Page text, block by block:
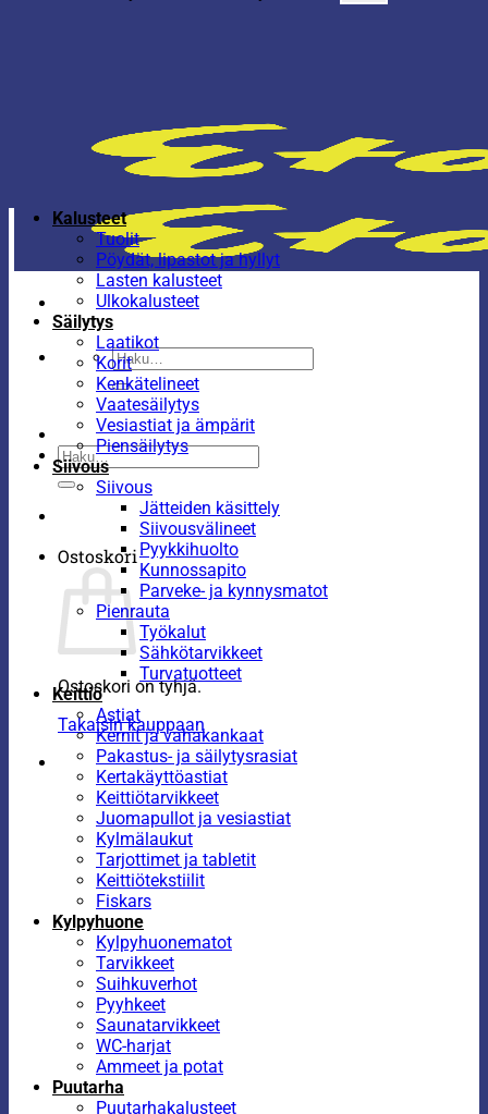
Etsi:
Etsi:
Ostoskori
Ostoskori on tyhjä.
Takaisin kauppaan
Kalusteet
Tuolit
Pöydät, lipastot ja hyllyt
Lasten kalusteet
Ulkokalusteet
Säilytys
Laatikot
Korit
Kenkätelineet
Vaatesäilytys
Vesiastiat ja ämpärit
Piensäilytys
Siivous
Siivous
Jätteiden käsittely
Siivousvälineet
Pyykkihuolto
Kunnossapito
Parveke- ja kynnysmatot
Pienrauta
Työkalut
Sähkötarvikkeet
Turvatuotteet
Keittiö
Astiat
Kernit ja vahakankaat
Pakastus- ja säilytysrasiat
Kertakäyttöastiat
Keittiötarvikkeet
Juomapullot ja vesiastiat
Kylmälaukut
Tarjottimet ja tabletit
Keittiötekstiilit
Fiskars
Kylpyhuone
Kylpyhuonematot
Tarvikkeet
Suihkuverhot
Pyyhkeet
Saunatarvikkeet
WC-harjat
Ammeet ja potat
Puutarha
Puutarhakalusteet